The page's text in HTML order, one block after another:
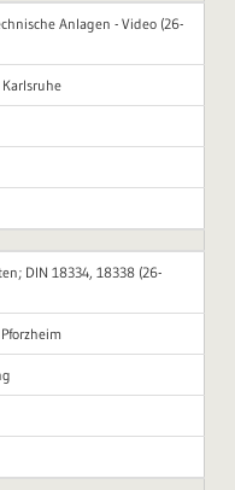
Anlagen - Video (26-
DIN 18334, 18338 (26-